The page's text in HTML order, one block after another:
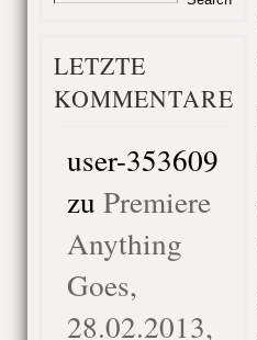
LETZTE
KOMMENTARE
user-353609
zu Premiere
Anything
Goes,
28.02.2013,